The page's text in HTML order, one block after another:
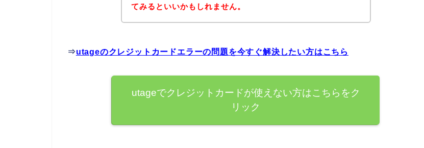
てみるといいかもしれません。
⇒utageのクレジットカードエラーの問題を今すぐ解決したい方はこちら
utageでクレジットカードが使えない方はこちらをク
リック